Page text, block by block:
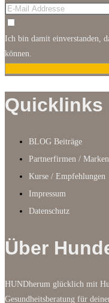
Ich bin damit einverstanden,
können.
Quicklinks
BLOG Beiträge
Partnerfirmen / Marken
Kurse / Empfehlungen
Impressum
Datenschutz
Über
HUNDherum glücklich mit
Gesundheitsberatung für